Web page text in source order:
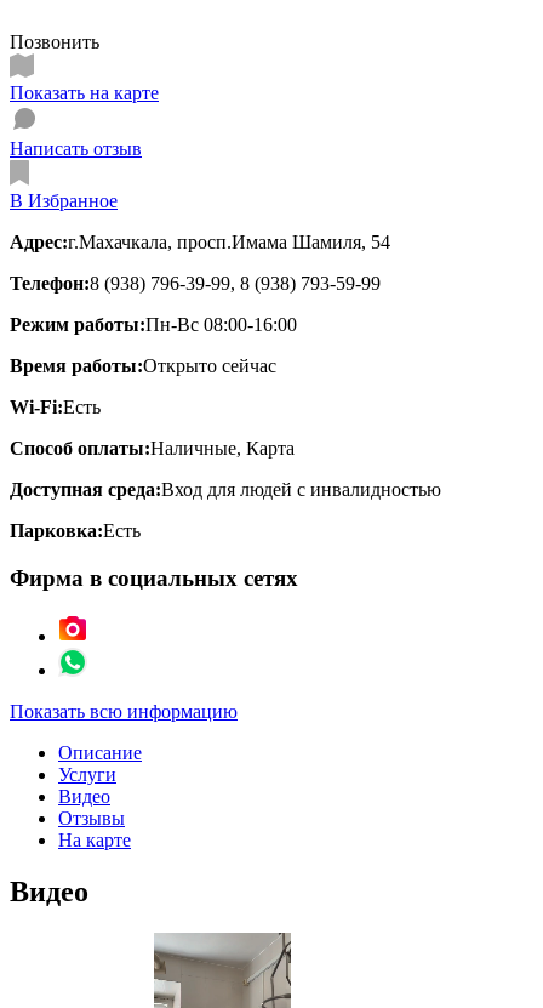
Позвонить
Показать на карте
Написать отзыв
В Избранное
Адрес:г.Махачкала, просп.Имама Шамиля, 54
Телефон:8 (938) 796-39-99, 8 (938) 793-59-99
Режим работы:Пн-Вс 08:00-16:00
Время работы:Открыто сейчас
Wi-Fi:Есть
Способ оплаты:Наличные, Карта
Доступная среда:Вход для людей с инвалидностью
Парковка:Есть
Фирма в социальных сетях
Показать всю информацию
Описание
Услуги
Видео
Отзывы
На карте
Видео